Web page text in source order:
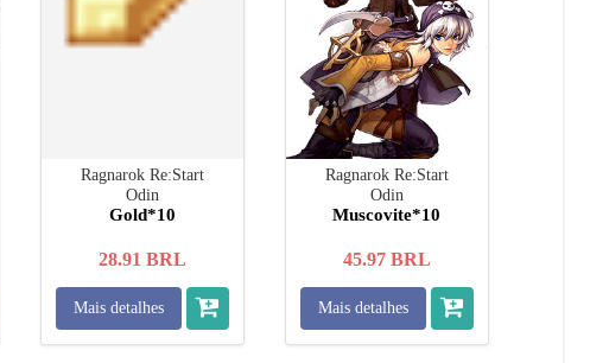
Ragnarok Re:Start
Odin
Gold*10
28.91 BRL
Mais detalhes
Ragnarok Re:Start
Odin
Muscovite*10
45.97 BRL
Mais detalhes